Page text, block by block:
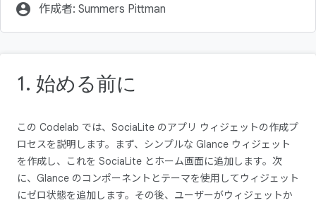
account_circle 作成者: Summers Pittman
1. 始める前に
この Codelab では、SociaLite のアプリ ウィジェットの作成プ
ロセスを説明します。まず、シンプルな Glance ウィジェット
を作成し、これを SociaLite とホーム画面に追加します。次
に、Glance のコンポーネントとテーマを使用してウィジェット
にゼロ状態を追加します。その後、ユーザーがウィジェットか